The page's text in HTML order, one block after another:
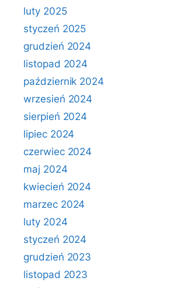
luty 2025
styczeń 2025
grudzień 2024
listopad 2024
październik 2024
wrzesień 2024
sierpień 2024
lipiec 2024
czerwiec 2024
maj 2024
kwiecień 2024
marzec 2024
luty 2024
styczeń 2024
grudzień 2023
listopad 2023